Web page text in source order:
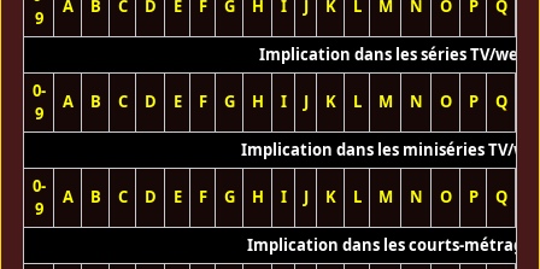
9
A B C D E F G H I J K L M N O P Q
Implication dans les séries TV/web
0-
9
A B C D E F G H I J K L M N O P Q
Implication dans les miniséries TV/
0-
9
A B C D E F G H I J K L M N O P Q
Implication dans les courts-métrages